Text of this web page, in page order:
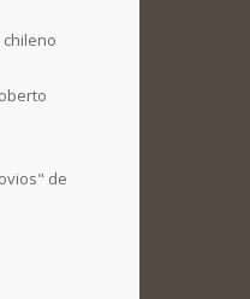
chileno
de